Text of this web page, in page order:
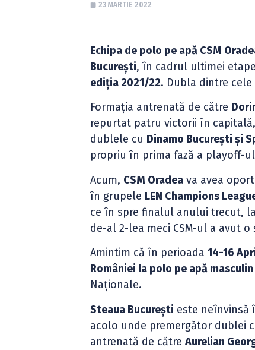
23 MARTIE 2022
Echipa de polo pe apă CSM
București, în cadrul ultimei
ediția 2021/22. Dubla dintre
Formația antrenată de către
repurtat patru victorii în
dublele cu Dinamo București și
propriu în prima fază a playoff-
Acum, CSM Oradea va avea
în grupele LEN Champions
ce în spre finalul anului trecut,
de-al 2-lea meci CSM-ul a avut
Amintim că în perioada14-16
României la polo pe apă
Naționale.
Steaua București este neînvinsă
acolo unde premergător dublei
antrenată de cătreAurelian